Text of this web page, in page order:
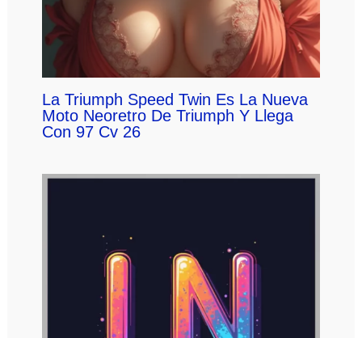
La Triumph Speed Twin Es La Nueva
Moto Neoretro De Triumph Y Llega
Con 97 Cv 26